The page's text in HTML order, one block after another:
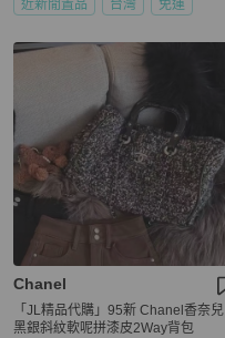
近新閒置品 台灣 免運
Chanel
「JL精品代購」95新 Chanel香奈兒
黑銀斜紋軟呢拼漆皮2Way背包